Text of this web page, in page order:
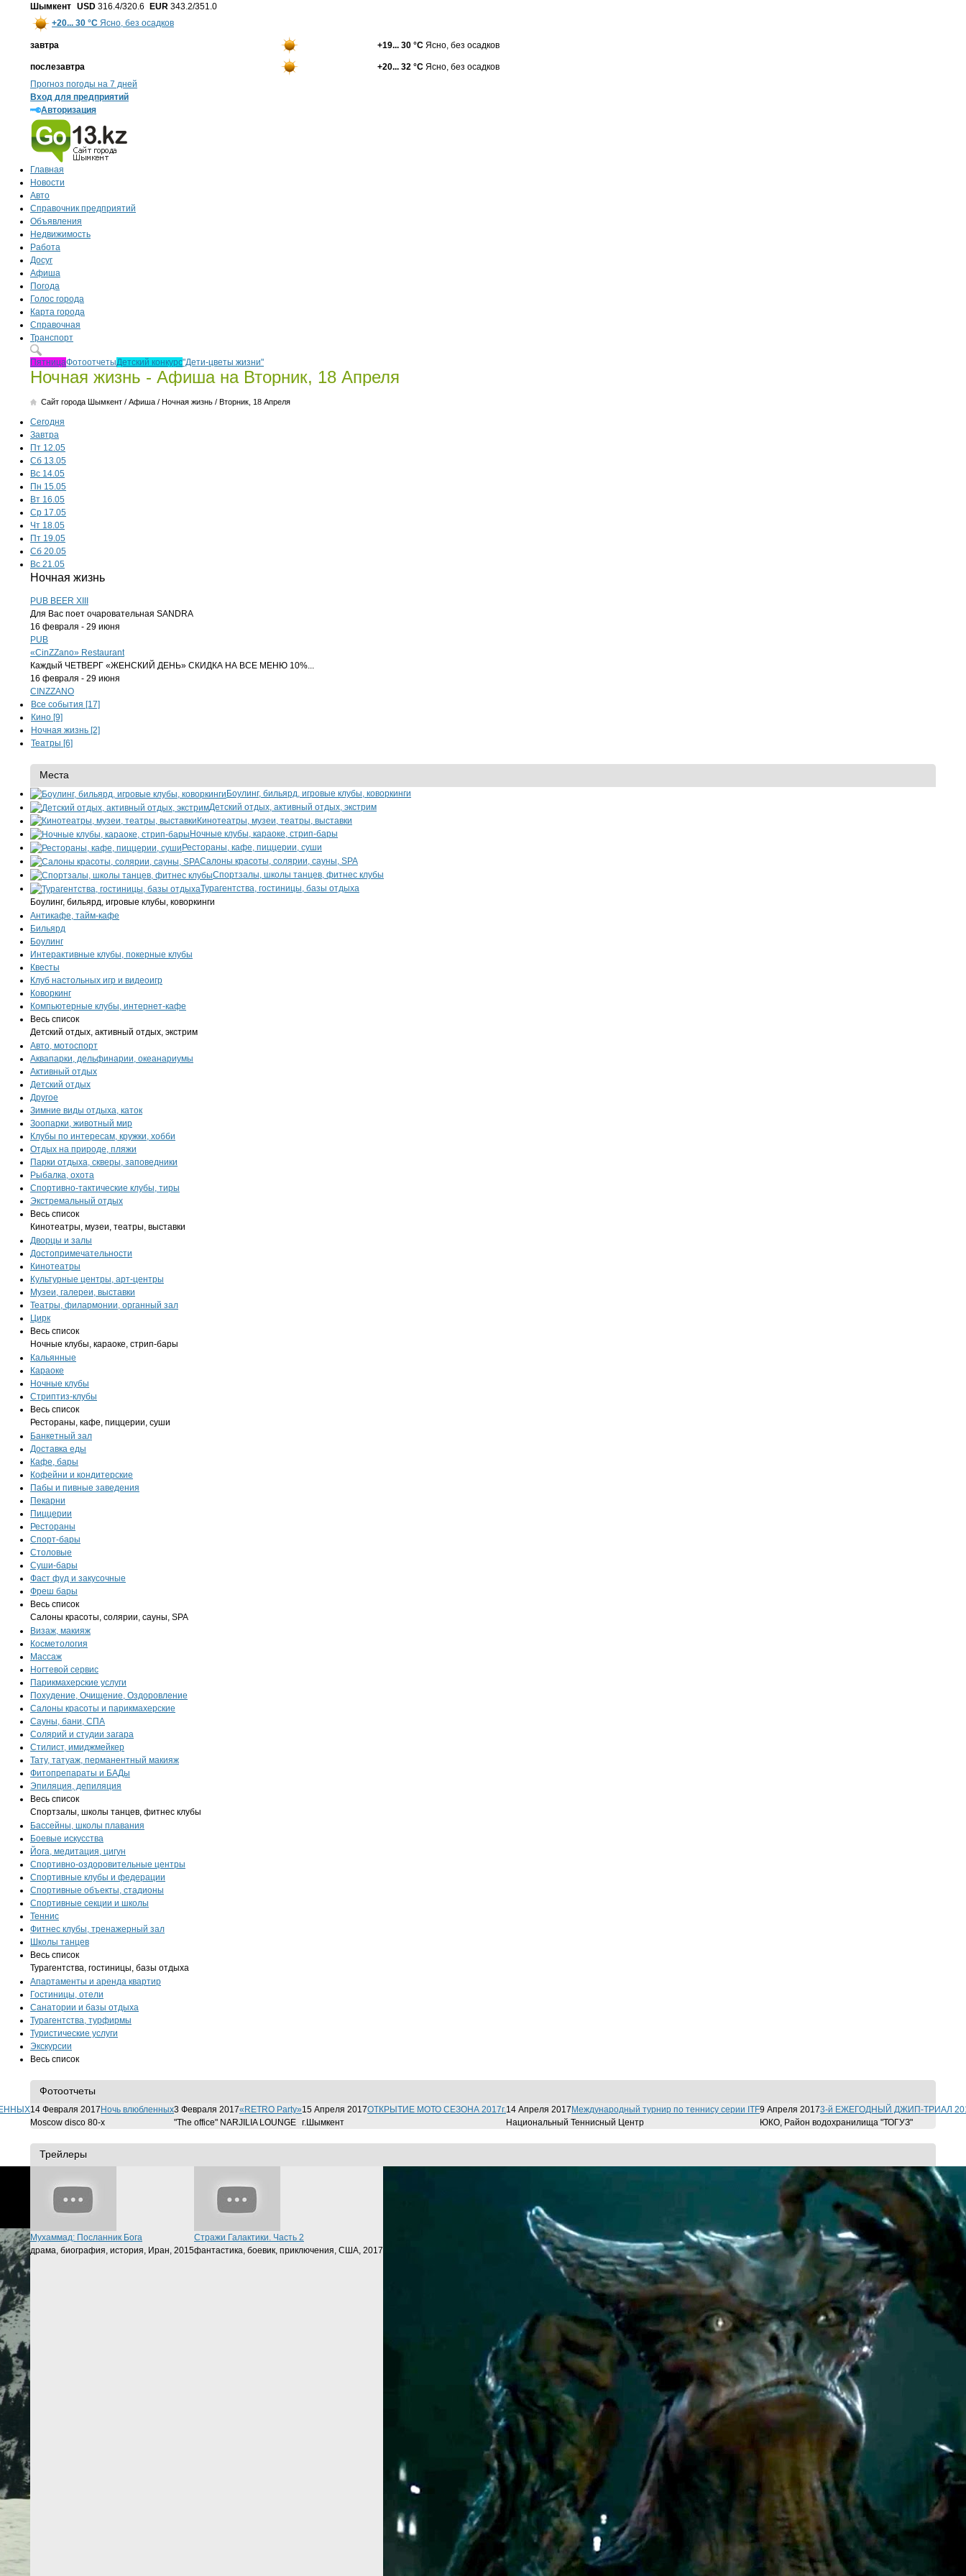
Шымкент USD 316.4/320.6 EUR 343.2/351.0
+20... 30 °С Ясно, без осадков
завтра +19... 30 °С Ясно, без осадков
послезавтра +20... 32 °С Ясно, без осадков
Прогноз погоды на 7 дней
Вход для предприятий
Авторизация
Главная
Новости
Авто
Справочник предприятий
Объявления
Недвижимость
Работа
Досуг
Афиша
Погода
Голос города
Карта города
Справочная
Транспорт
ПятницаФотоотчетыДетский конкурс"Дети-цветы жизни"
Ночная жизнь - Афиша на Вторник, 18 Апреля
Cайт города Шымкент / Афиша / Ночная жизнь / Вторник, 18 Апреля
Сегодня
Завтра
Пт 12.05
Сб 13.05
Вс 14.05
Пн 15.05
Вт 16.05
Ср 17.05
Чт 18.05
Пт 19.05
Сб 20.05
Вс 21.05
Ночная жизнь
PUB BEER XIII
Для Вас поет очаровательная SANDRA
16 февраля - 29 июня
PUB
«CinZZano» Restaurant
Каждый ЧЕТВЕРГ «ЖЕНСКИЙ ДЕНЬ» СКИДКА НА ВСЕ МЕНЮ 10%...
16 февраля - 29 июня
CINZZANO
Все события [17]
Кино [9]
Ночная жизнь [2]
Театры [6]
Места
Боулинг, бильярд, игровые клубы, коворкинги
Детский отдых, активный отдых, экстрим
Кинотеатры, музеи, театры, выставки
Ночные клубы, караоке, стрип-бары
Рестораны, кафе, пиццерии, суши
Салоны красоты, солярии, сауны, SPA
Спортзалы, школы танцев, фитнес клубы
Турагентства, гостиницы, базы отдыха
Боулинг, бильярд, игровые клубы, коворкинги
Антикафе, тайм-кафе
Бильярд
Боулинг
Интерактивные клубы, покерные клубы
Квесты
Клуб настольных игр и видеоигр
Коворкинг
Компьютерные клубы, интернет-кафе
Весь список
Детский отдых, активный отдых, экстрим
Авто, мотоспорт
Аквапарки, дельфинарии, океанариумы
Активный отдых
Детский отдых
Другое
Зимние виды отдыха, каток
Зоопарки, животный мир
Клубы по интересам, кружки, хобби
Отдых на природе, пляжи
Парки отдыха, скверы, заповедники
Рыбалка, охота
Спортивно-тактические клубы, тиры
Экстремальный отдых
Весь список
Кинотеатры, музеи, театры, выставки
Дворцы и залы
Достопримечательности
Кинотеатры
Культурные центры, арт-центры
Музеи, галереи, выставки
Театры, филармонии, органный зал
Цирк
Весь список
Ночные клубы, караоке, стрип-бары
Кальянные
Караоке
Ночные клубы
Стриптиз-клубы
Весь список
Рестораны, кафе, пиццерии, суши
Банкетный зал
Доставка еды
Кафе, бары
Кофейни и кондитерские
Пабы и пивные заведения
Пекарни
Пиццерии
Рестораны
Спорт-бары
Столовые
Суши-бары
Фаст фуд и закусочные
Фреш бары
Весь список
Салоны красоты, солярии, сауны, SPA
Визаж, макияж
Косметология
Массаж
Ногтевой сервис
Парикмахерские услуги
Похудение, Очищение, Оздоровление
Салоны красоты и парикмахерские
Сауны, бани, СПА
Солярий и студии загара
Стилист, имиджмейкер
Тату, татуаж, перманентный макияж
Фитопрепараты и БАДы
Эпиляция, депиляция
Весь список
Спортзалы, школы танцев, фитнес клубы
Бассейны, школы плавания
Боевые искусства
Йога, медитация, цигун
Спортивно-оздоровительные центры
Спортивные клубы и федерации
Спортивные объекты, стадионы
Спортивные секции и школы
Теннис
Фитнес клубы, тренажерный зал
Школы танцев
Весь список
Турагентства, гостиницы, базы отдыха
Апартаменты и аренда квартир
Гостиницы, отели
Санатории и базы отдыха
Турагентства, турфирмы
Туристические услуги
Экскурсии
Весь список
Фотоотчеты
14 Февраля 2017Ночь влюбленных
Moscow disco 80-х
3 Февраля 2017«RETRO Party»
"The office" NARJILIA LOUNGE
15 Апреля 2017ОТКРЫТИЕ МОТО СЕЗОНА 2017г.
г.Шымкент
14 Апреля 2017Международный турнир по теннису серии ITF
Национальный Теннисный Центр
9 Апреля 20173-й ЕЖЕГОДНЫЙ ДЖИП-ТРИАЛ
ЮКО, Район водохранилища "ТОГУЗ"
Трейлеры
Мухаммад: Посланник Бога
драма, биография, история, Иран, 2015
Стражи Галактики. Часть 2
фантастика, боевик, приключения, США, 2017